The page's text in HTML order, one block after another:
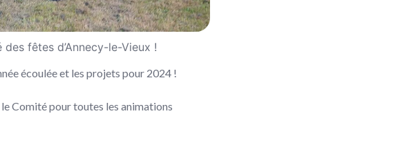
fêtes d’Annecy-le-Vieux !
écoulée et les projets pour 2024 !
Comité pour toutes les animations